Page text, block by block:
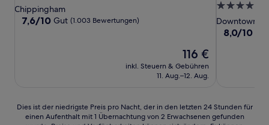
Sterne-
Unterkunft
Chippingham
7.6
7,6/10 Gut (1.003 Bewertungen)
Der
Preis
beträgt
116 €
inkl. Steuern & Gebühren
11. Aug.–12. Aug.
4.0-
Sterne-
Unterkunft
Downtown
8.0
8,0/10
Dies
Dies ist der niedrigste Preis pro Nacht, der in den letzten 24 Stunden für
einen Aufenthalt mit 1 Übernachtung von 2 Erwachsenen gefunden